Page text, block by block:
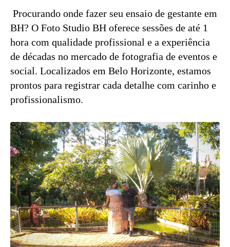
Procurando onde fazer seu ensaio de gestante em
BH? O Foto Studio BH oferece sessões de até 1
hora com qualidade profissional e a experiência
de décadas no mercado de fotografia de eventos e
social. Localizados em Belo Horizonte, estamos
prontos para registrar cada detalhe com carinho e
profissionalismo.